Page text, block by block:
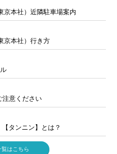
京本社）近隣駐車場案内
京本社）行き方
注意ください
タンニン】とは？
覧はこちら